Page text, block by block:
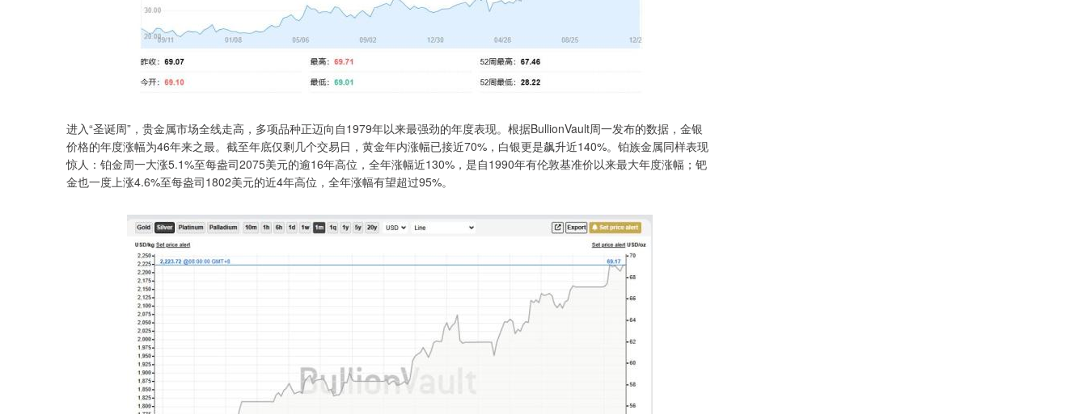
进入“圣诞周”，贵金属市场全线走高，多项品种正迈向自1979年以来最强劲的年度表现。根据BullionVault周一发布的数据，金银
价格的年度涨幅为46年来之最。截至年底仅剩几个交易日，黄金年内涨幅已接近70%，白银更是飙升近140%。铂族金属同样表现
惊人：铂金周一大涨5.1%至每盎司2075美元的逾16年高位，全年涨幅近130%，是自1990年有伦敦基准价以来最大年度涨幅；钯
金也一度上涨4.6%至每盎司1802美元的近4年高位，全年涨幅有望超过95%。